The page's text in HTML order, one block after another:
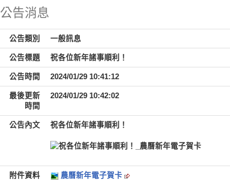
公告消息
公告類別 一般訊息
公告標題 祝各位新年諸事順利！
公告時間 2024/01/29 10:41:12
最後更新
時間
2024/01/29 10:42:02
公告內文 祝各位新年諸事順利！
附件資料 農曆新年電子賀卡